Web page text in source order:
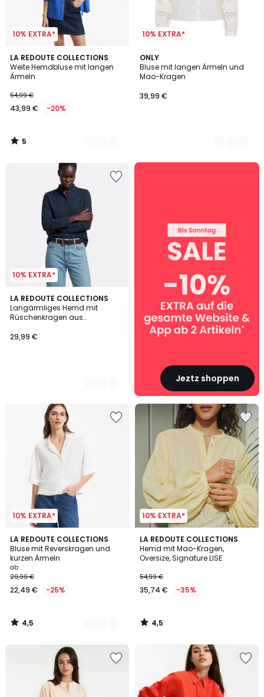
10% EXTRA*
LA REDOUTE COLLECTIONS
Weite Hemdbluse mit langen
Ärmeln
54,99 €
43,99 € -20%
5
/
5
2
Farben
5
/
10% EXTRA*
ONLY
Bluse mit langen Ärmeln und
Mao-Kragen
39,99 €
2
Farben
10% EXTRA*
LA REDOUTE COLLECTIONS
Langärmliges Hemd mit
Rüschenkragen aus
29,99 €
3
Farben
Jeztz shoppen
SALE
Artikeln*
10% EXTRA*
LA REDOUTE COLLECTIONS
Bluse mit Reverskragen und
kurzen Ärmeln
ab
29,99 €
22,49 € -25%
4,5
/ 5
2
Farben
4,5
/
10% EXTRA*
LA REDOUTE COLLECTIONS
Hemd mit Mao-Kragen,
Oversize, Signature LISE
54,99 €
35,74 € -35%
4,5
/ 5
4,5
/